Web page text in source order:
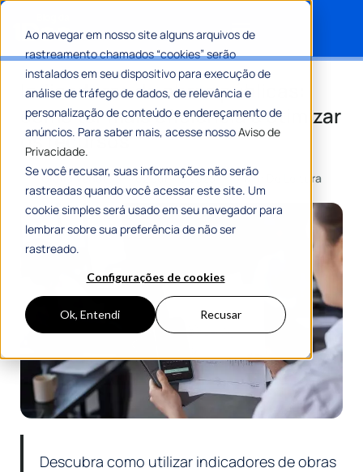
Ao navegar em nosso site alguns arquivos de
rastreamento chamados “cookies” serão
instalados em seu dispositivo para execução de
análise de tráfego de dados, de relevância e
personalização de conteúdo e endereçamento de
anúncios. Para saber mais, acesse nossoAviso de
Privacidade.
Se você recusar, suas informações não serão
rastreadas quando você acessar este site. Um
cookie simples será usado em seu navegador para
lembrar sobre sua preferência de não ser
rastreado.
Configurações de cookies
Ok, Entendi Recusar
Indicadores de obras públicas:
como ter mais eficiência e otimizar
os recursos
Por Giulia Venutti 02 Junho 2023 7 Min De Leitura
Descubra como utilizar indicadores de obras